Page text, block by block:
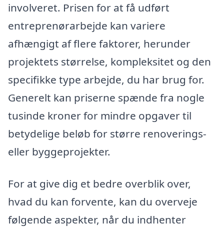
involveret. Prisen for at få udført
entreprenørarbejde kan variere
afhængigt af flere faktorer, herunder
projektets størrelse, kompleksitet og den
specifikke type arbejde, du har brug for.
Generelt kan priserne spænde fra nogle
tusinde kroner for mindre opgaver til
betydelige beløb for større renoverings-
eller byggeprojekter.
For at give dig et bedre overblik over,
hvad du kan forvente, kan du overveje
følgende aspekter, når du indhenter